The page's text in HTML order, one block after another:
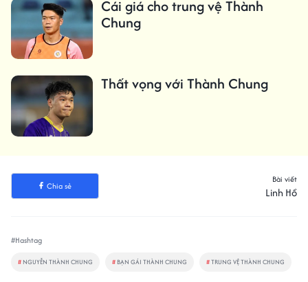
Cái giá cho trung vệ Thành
Chung
Thất vọng với Thành Chung
Chia sẻ
Bài viết
Linh Hồ
#Hashtag
# NGUYỄN THÀNH CHUNG # BẠN GÁI THÀNH CHUNG #TRUNG VỆ THÀNH CHUNG